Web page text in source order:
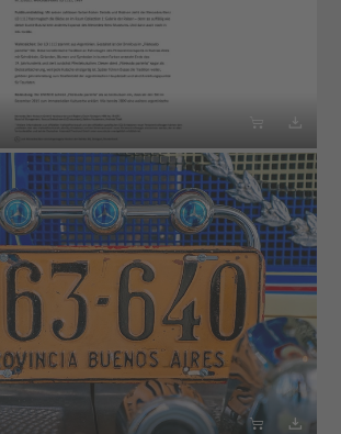
 
 